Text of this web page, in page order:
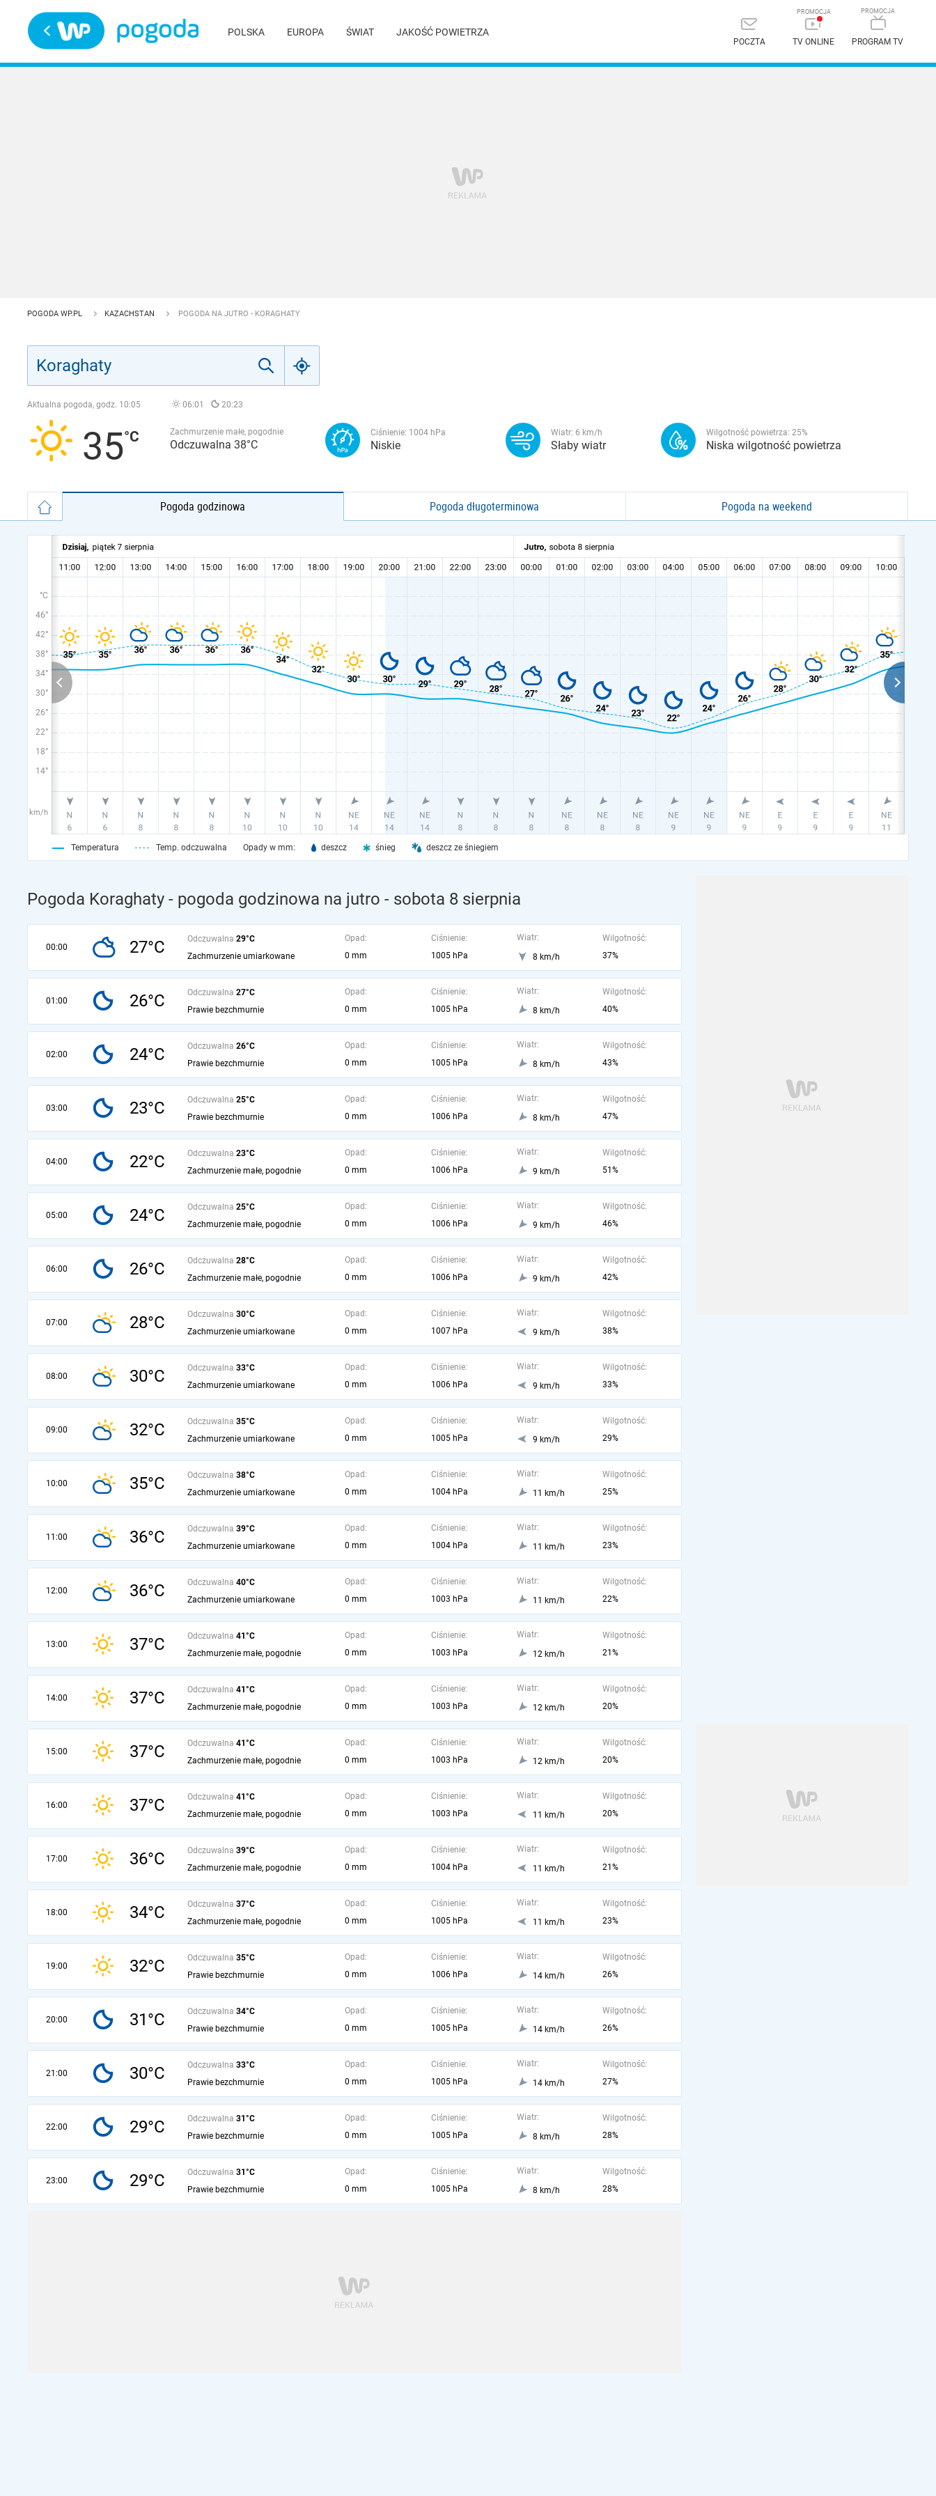
POLSKA EUROPA ŚWIAT JAKOŚĆ POWIETRZA
POCZTA TV ONLINE PROGRAM TV
POGODA WP.PL KAZACHSTAN POGODA NA JUTRO - KORAGHATY
Aktualna pogoda, godz. 10:05 06:01 20:23
35 Zachmurzenie małe, pogodnie
Odczuwalna 38°C
Ciśnienie: 1004 hPa
Niskie
Wiatr: 6 km/h
Słaby wiatr
Wilgotność powietrza: 25%
Niska wilgotność powietrza
Pogoda godzinowa Pogoda długoterminowa Pogoda na weekend
°C
46°
42°
38°
34°
30°
26°
22°
18°
14°
km/h
Temperatura Temp. odczuwalna Opady w mm: deszcz śnieg deszcz ze śniegiem
Pogoda Koraghaty - pogoda godzinowa na jutro - sobota 8 sierpnia
00:00 27°C Odczuwalna 29°C
Zachmurzenie umiarkowane
Opad:
0 mm
Ciśnienie:
1005 hPa
Wiatr:
8 km/h
Wilgotność:
37%
01:00 26°C Odczuwalna 27°C
Prawie bezchmurnie
Opad:
0 mm
Ciśnienie:
1005 hPa
Wiatr:
8 km/h
Wilgotność:
40%
02:00 24°C Odczuwalna 26°C
Prawie bezchmurnie
Opad:
0 mm
Ciśnienie:
1005 hPa
Wiatr:
8 km/h
Wilgotność:
43%
03:00 23°C Odczuwalna 25°C
Prawie bezchmurnie
Opad:
0 mm
Ciśnienie:
1006 hPa
Wiatr:
8 km/h
Wilgotność:
47%
04:00 22°C Odczuwalna 23°C
Zachmurzenie małe, pogodnie
Opad:
0 mm
Ciśnienie:
1006 hPa
Wiatr:
9 km/h
Wilgotność:
51%
05:00 24°C Odczuwalna 25°C
Zachmurzenie małe, pogodnie
Opad:
0 mm
Ciśnienie:
1006 hPa
Wiatr:
9 km/h
Wilgotność:
46%
06:00 26°C Odczuwalna 28°C
Zachmurzenie małe, pogodnie
Opad:
0 mm
Ciśnienie:
1006 hPa
Wiatr:
9 km/h
Wilgotność:
42%
07:00 28°C Odczuwalna 30°C
Zachmurzenie umiarkowane
Opad:
0 mm
Ciśnienie:
1007 hPa
Wiatr:
9 km/h
Wilgotność:
38%
08:00 30°C Odczuwalna 33°C
Zachmurzenie umiarkowane
Opad:
0 mm
Ciśnienie:
1006 hPa
Wiatr:
9 km/h
Wilgotność:
33%
09:00 32°C Odczuwalna 35°C
Zachmurzenie umiarkowane
Opad:
0 mm
Ciśnienie:
1005 hPa
Wiatr:
9 km/h
Wilgotność:
29%
10:00 35°C Odczuwalna 38°C
Zachmurzenie umiarkowane
Opad:
0 mm
Ciśnienie:
1004 hPa
Wiatr:
11 km/h
Wilgotność:
25%
11:00 36°C Odczuwalna 39°C
Zachmurzenie umiarkowane
Opad:
0 mm
Ciśnienie:
1004 hPa
Wiatr:
11 km/h
Wilgotność:
23%
12:00 36°C Odczuwalna 40°C
Zachmurzenie umiarkowane
Opad:
0 mm
Ciśnienie:
1003 hPa
Wiatr:
11 km/h
Wilgotność:
22%
13:00 37°C Odczuwalna 41°C
Zachmurzenie małe, pogodnie
Opad:
0 mm
Ciśnienie:
1003 hPa
Wiatr:
12 km/h
Wilgotność:
21%
14:00 37°C Odczuwalna 41°C
Zachmurzenie małe, pogodnie
Opad:
0 mm
Ciśnienie:
1003 hPa
Wiatr:
12 km/h
Wilgotność:
20%
15:00 37°C Odczuwalna 41°C
Zachmurzenie małe, pogodnie
Opad:
0 mm
Ciśnienie:
1003 hPa
Wiatr:
12 km/h
Wilgotność:
20%
16:00 37°C Odczuwalna 41°C
Zachmurzenie małe, pogodnie
Opad:
0 mm
Ciśnienie:
1003 hPa
Wiatr:
11 km/h
Wilgotność:
20%
17:00 36°C Odczuwalna 39°C
Zachmurzenie małe, pogodnie
Opad:
0 mm
Ciśnienie:
1004 hPa
Wiatr:
11 km/h
Wilgotność:
21%
18:00 34°C Odczuwalna 37°C
Zachmurzenie małe, pogodnie
Opad:
0 mm
Ciśnienie:
1005 hPa
Wiatr:
11 km/h
Wilgotność:
23%
19:00 32°C Odczuwalna 35°C
Prawie bezchmurnie
Opad:
0 mm
Ciśnienie:
1006 hPa
Wiatr:
14 km/h
Wilgotność:
26%
20:00 31°C Odczuwalna 34°C
Prawie bezchmurnie
Opad:
0 mm
Ciśnienie:
1005 hPa
Wiatr:
14 km/h
Wilgotność:
26%
21:00 30°C Odczuwalna 33°C
Prawie bezchmurnie
Opad:
0 mm
Ciśnienie:
1005 hPa
Wiatr:
14 km/h
Wilgotność:
27%
22:00 29°C Odczuwalna 31°C
Prawie bezchmurnie
Opad:
0 mm
Ciśnienie:
1005 hPa
Wiatr:
8 km/h
Wilgotność:
28%
23:00 29°C Odczuwalna 31°C
Prawie bezchmurnie
Opad:
0 mm
Ciśnienie:
1005 hPa
Wiatr:
8 km/h
Wilgotność:
28%